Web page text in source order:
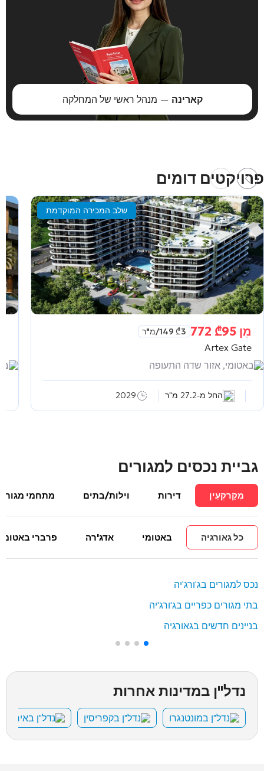
קארינה — מנהל ראשי של המחלקה
פרויקטים דומים
שלב המכירה המוקדמת
מִן ₾95 772
₾3 149 /מ"ר
Artex Gate
באטומי, אזור שדה התעופה
החל מ-27.2 מ"ר 2029
גביית נכסים למגורים
מְקַרקְעִין דירות וילות/בתים מתחמי
כל גאורגיה באטומי אדג'רה פרברי באטומי
נכס למגורים בג'ורג'יה
בתי מגורים כפריים בג'ורג'יה
בניינים חדשים בגאורגיה
נדל"ן במדינות אחרות
נדל"ן במונטנגרו נדל"ן בקפריסין נדל"ן באיחוד